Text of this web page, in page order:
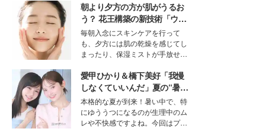
ションの完成度を高めるベースと
して、“髪そのものの美しさ”に改
めて注目する人が増えている様
子。今回は、そんな憧れの艶やか
な髪を日常で叶える、美容好きの
女性たちのヘアケア事情を紹介し
ます。
朝より夕方の方が肌がうるお
う？ 花王構築の新技術「ウォ
ーターキャプチャリングスキ
ン（捕水肌）」がスキンケア
の常識を変える予感
毎朝入念にスキンケアを行って
も、夕方には肌の乾燥を感じてし
まったり、保湿ミストが手放せな
な美容の常識を大きく変える可能
性を秘めた、革新的な「Water
Capturing Skin（ウォーターキャ
プチャリングスキン：捕水肌）」
技術を、花王が構築した。
愛甲ひかり＆橋下美好「我慢
しなくていいんだ」夏の“暑さ
対策”の新しい選択肢とは？
本格的な夏が到来！暑い中で、特
にゆううつになるのが生理中のム
レや不快感ですよね。今回はプラ